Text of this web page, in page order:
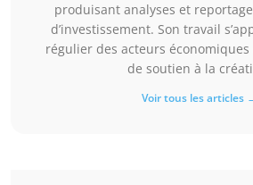
produisant analyses et
d’investissement. Son travail
régulier des acteurs
de soutien à la
Voir tous les articles